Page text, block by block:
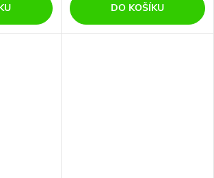
DO KOŠÍKU